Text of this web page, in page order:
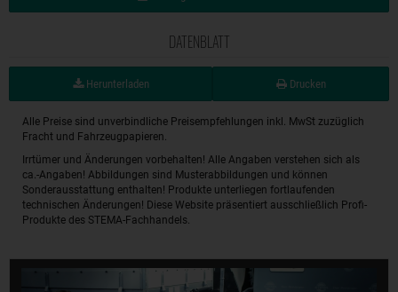
DATENBLATT
Herunterladen Drucken
Alle Preise sind unverbindliche Preisempfehlungen inkl. MwSt zuzüglich
Fracht und Fahrzeugpapieren.
Irrtümer und Änderungen vorbehalten! Alle Angaben verstehen sich als
ca.-Angaben! Abbildungen sind Musterabbildungen und können
Sonderausstattung enthalten! Produkte unterliegen fortlaufenden
technischen Änderungen! Diese Website präsentiert ausschließlich Profi-
Produkte des STEMA-Fachhandels.